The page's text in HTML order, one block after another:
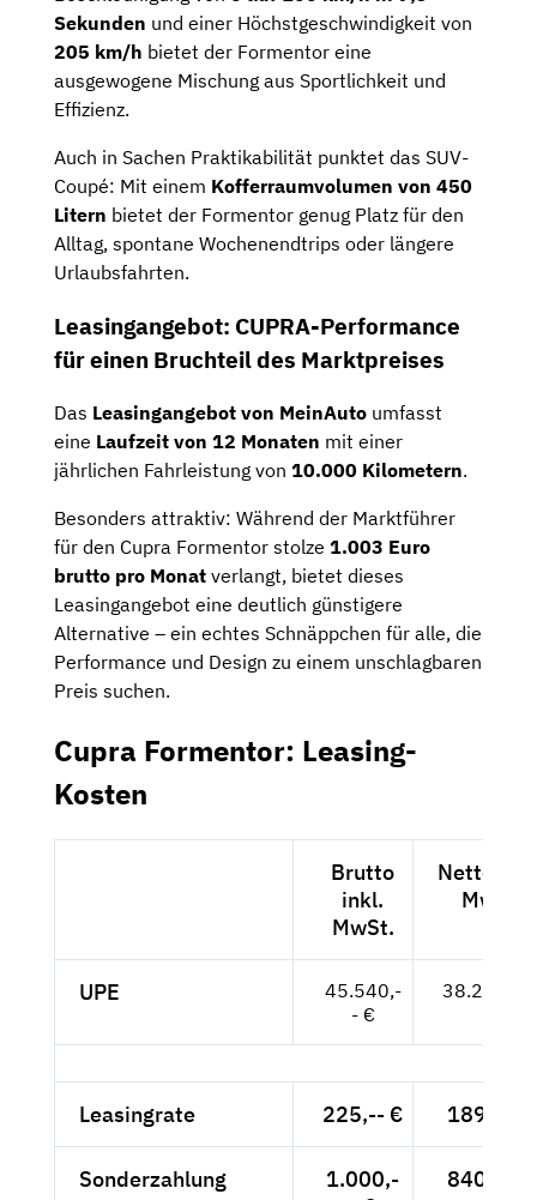
Sekunden und einer Höchstgeschwindigkeit von
205 km/h bietet der Formentor eine
ausgewogene Mischung aus Sportlichkeit und
Effizienz.
Auch in Sachen Praktikabilität punktet das SUV-
Coupé: Mit einem Kofferraumvolumen von 450
Litern bietet der Formentor genug Platz für den
Alltag, spontane Wochenendtrips oder längere
Urlaubsfahrten.
Leasingangebot: CUPRA-Performance
für einen Bruchteil des Marktpreises
Das Leasingangebot von MeinAuto umfasst
eine Laufzeit von 12 Monaten mit einer
jährlichen Fahrleistung von 10.000 Kilometern.
Besonders attraktiv: Während der Marktführer
für den Cupra Formentor stolze 1.003 Euro
brutto pro Monat verlangt, bietet dieses
Leasingangebot eine deutlich günstigere
Alternative – ein echtes Schnäppchen für alle, die
Performance und Design zu einem unschlagbaren
Preis suchen.
Cupra Formentor: Leasing-
Kosten
Brutto
inkl.
MwSt.
Netto
MwSt.
UPE
45.540,-
- €
38.269,--
Leasingrate 225,-- € 189,08 €
Sonderzahlung
1.000,-
840,34 €